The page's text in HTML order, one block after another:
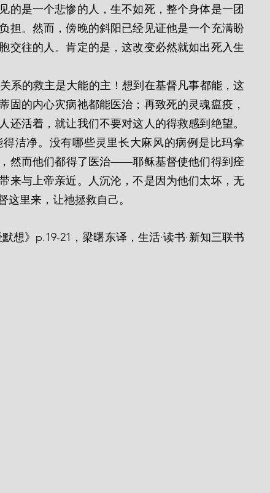
的是一个悲惨的人，生不如死，整个身体是一团
担。然而，傍晚的斜阳已经见证他是一个充满盼
交往的人。肯定的是，这改变必然就如出死入生
固的内心灾病祂都能医治；再致死的灵魂瘟疫，
还活着，就让我们不要对这人的得救感到绝望。
洁净。没有哪些灵里长大麻风的病例是比玛拿
然而他们都得了医治——耶稣基督使他们得到痊
来与上帝亲近。人沉沦，不是因为他们太坏，无
里来，让祂拯救自己。
想》p.19-21，梁曙东译，生活·读书·新知三联书